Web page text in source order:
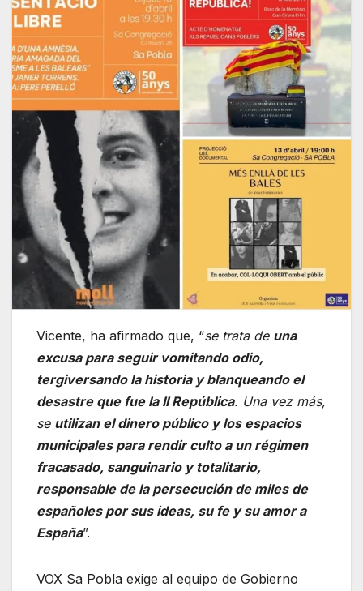
Vicente, ha afirmado que, “se trata de una
excusa para seguir vomitando odio,
tergiversando la historia y blanqueando el
desastre que fue la II República. Una vez más,
se utilizan el dinero público y los espacios
municipales para rendir culto a un régimen
fracasado, sanguinario y totalitario,
responsable de la persecución de miles de
españoles por sus ideas, su fe y su amor a
España”.
VOX Sa Pobla exige al equipo de Gobierno